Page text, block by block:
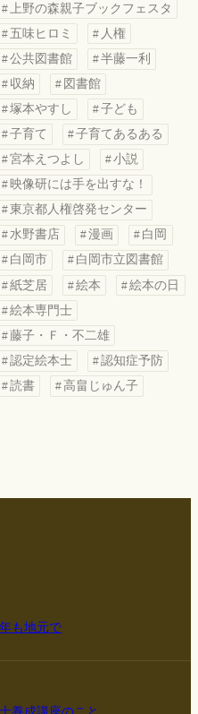
上野の森親子ブックフェスタ
五味ヒロミ
人権
公共図書館
半藤一利
収納
図書館
塚本やすし
子ども
子育て
子育てあるある
宮本えつよし
小説
映像研には手を出すな！
東京都人権啓発センター
水野書店
漫画
白岡
白岡市
白岡市立図書館
紙芝居
絵本
絵本の日
絵本専門士
藤子・Ｆ・不二雄
認定絵本士
認知症予防
読書
高畠じゅん子
も地元で